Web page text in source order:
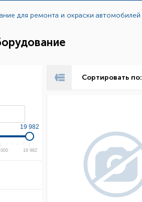
для ремонта и окраски автомобилей
19 982
19 982
Сортировать по: